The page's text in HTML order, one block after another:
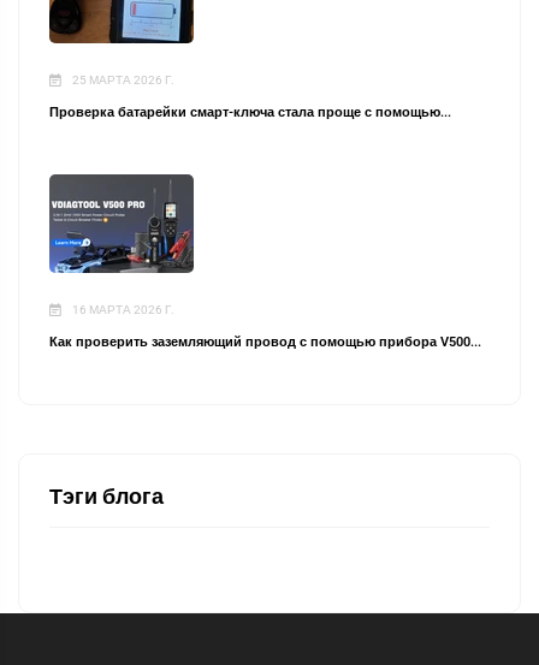
25 МАРТА 2026 Г.
Проверка батарейки смарт-ключа стала проще с помощью...
16 МАРТА 2026 Г.
Как проверить заземляющий провод с помощью прибора V500...
Тэги блога